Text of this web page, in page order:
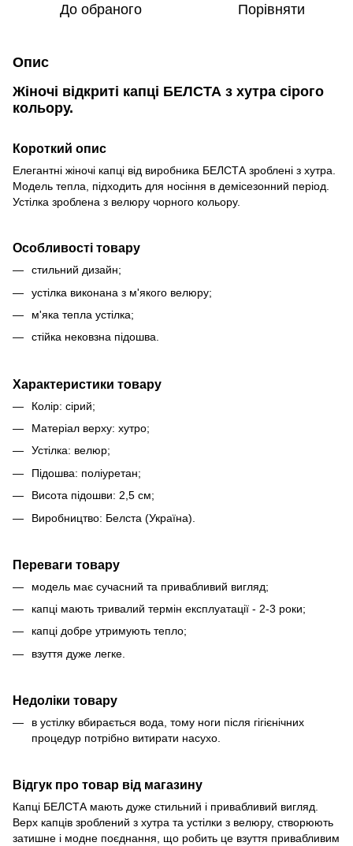
До обраного Порівняти
Опис
Жіночі відкриті капці БЕЛСТА з хутра сірого
кольору.
Короткий опис
Елегантні жіночі капці від виробника БЕЛСТА зроблені з хутра.
Модель тепла, підходить для носіння в демісезонний період.
Устілка зроблена з велюру чорного кольору.
Особливості товару
стильний дизайн;
устілка виконана з м'якого велюру;
м'яка тепла устілка;
стійка нековзна підошва.
Характеристики товару
Колір: сірий;
Матеріал верху: хутро;
Устілка: велюр;
Підошва: поліуретан;
Висота підошви: 2,5 см;
Виробництво: Белста (Україна).
Переваги товару
модель має сучасний та привабливий вигляд;
капці мають тривалий термін експлуатації - 2-3 роки;
капці добре утримують тепло;
взуття дуже легке.
Недоліки товару
в устілку вбирається вода, тому ноги після гігієнічних
процедур потрібно витирати насухо.
Відгук про товар від магазину
Капці БЕЛСТА мають дуже стильний і привабливий вигляд.
Верх капців зроблений з хутра та устілки з велюру, створюють
затишне і модне поєднання, що робить це взуття привабливим